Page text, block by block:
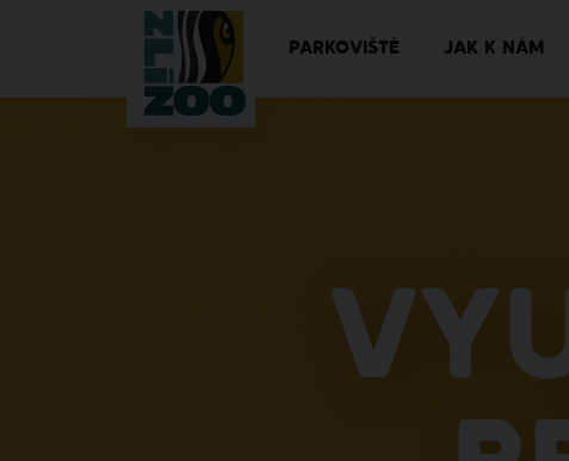
PARKOVIŠTĚ JAK K NÁM